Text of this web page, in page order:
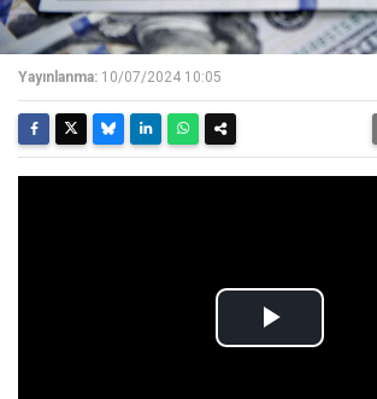
Yayınlanma: 10/07/2024 10:05